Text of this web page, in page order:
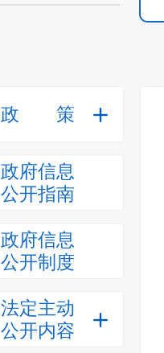
政策
政府信息
公开指南
政府信息
公开制度
法定主动
公开内容